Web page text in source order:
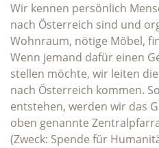
Wir kennen persönlich
nach Österreich sind und
Wohnraum, nötige Möbel,
Wenn jemand dafür einen
stellen möchte, wir leiten
nach Österreich kommen.
entstehen, werden wir das
oben genannte
(Zweck: Spende für